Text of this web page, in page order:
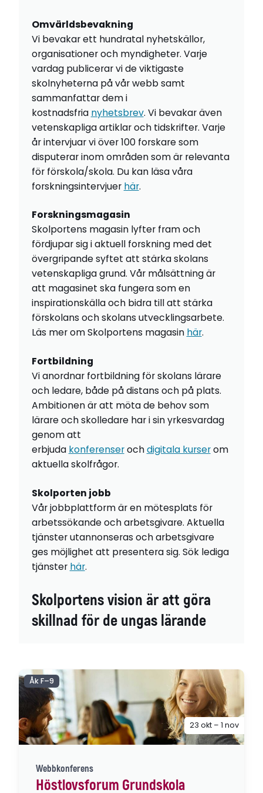
Omvärldsbevakning
Vi bevakar ett hundratal nyhetskällor,
organisationer och myndigheter. Varje
vardag publicerar vi de viktigaste
skolnyheterna på vår webb samt
sammanfattar dem i
kostnadsfria nyhetsbrev. Vi bevakar även
vetenskapliga artiklar och tidskrifter. Varje
år intervjuar vi över 100 forskare som
disputerar inom områden som är relevanta
för förskola/skola. Du kan läsa våra
forskningsintervjuer här.
Forskningsmagasin
Skolportens magasin lyfter fram och
fördjupar sig i aktuell forskning med det
övergripande syftet att stärka skolans
vetenskapliga grund. Vår målsättning är
att magasinet ska fungera som en
inspirationskälla och bidra till att stärka
förskolans och skolans utvecklingsarbete.
Läs mer om Skolportens magasin här.
Fortbildning
Vi anordnar fortbildning för skolans lärare
och ledare, både på distans och på plats.
Ambitionen är att möta de behov som
lärare och skolledare har i sin yrkesvardag
genom att
erbjuda konferenserochdigitala kurserom
aktuella skolfrågor.
Skolporten jobb
Vår jobbplattform är en mötesplats för
arbetssökande och arbetsgivare. Aktuella
tjänster utannonseras och arbetsgivare
ges möjlighet att presentera sig. Sök lediga
tjänster här.
Skolportens vision är att göra
skillnad för de ungas lärande
Webbkonferens
Höstlovsforum Grundskola
Åk F–9
23 okt – 1 nov